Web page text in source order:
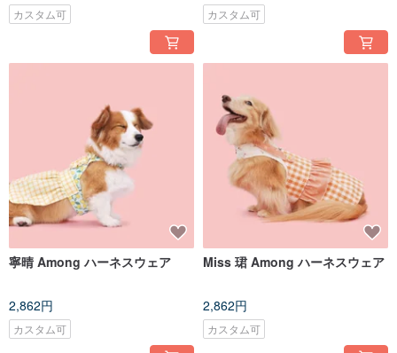
カスタム可 カスタム可
寧晴 Among ハーネスウェア
2,862円
カスタム可
Miss 珺 Among ハーネスウェア
2,862円
カスタム可